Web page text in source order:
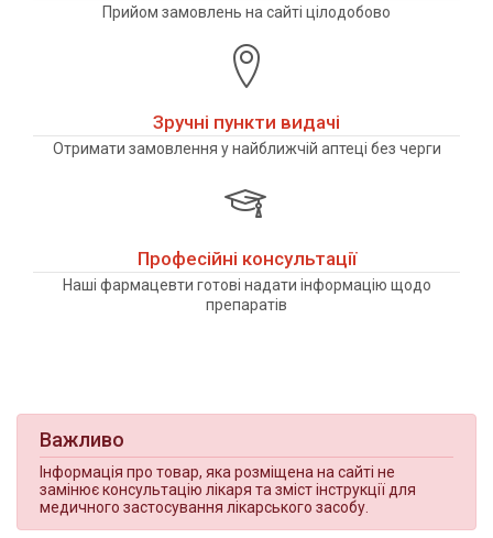
Прийом замовлень на сайті цілодобово
Зручні пункти видачі
Отримати замовлення у найближчій аптеці без черги
Професійні консультації
Наші фармацевти готові надати інформацію щодо
препаратів
Важливо
Інформація про товар, яка розміщена на сайті не
замінює консультацію лікаря та зміст інструкції для
медичного застосування лікарського засобу.